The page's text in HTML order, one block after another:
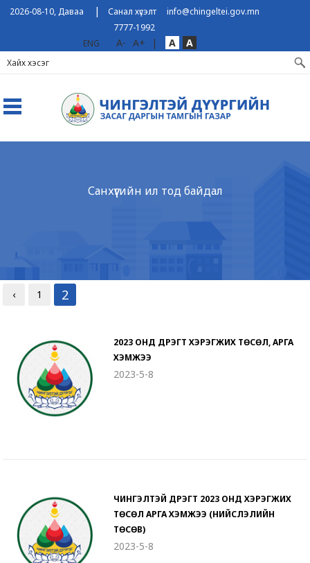
2026-08-10, Даваа | Санал хүсэлт
info@chingeltei.gov.mn
7777-1992
ENG
A- A+ | A A
Санхүүгийн ил тод байдал
‹ 1 2
2023 ОНД ДҮҮРЭГТ ХЭРЭГЖИХ ТӨСӨЛ, АРГА
ХЭМЖЭЭ
2023-5-8
ЧИНГЭЛТЭЙ ДҮҮРЭГТ 2023 ОНД ХЭРЭГЖИХ
ТӨСӨЛ АРГА ХЭМЖЭЭ (НИЙСЛЭЛИЙН
ТӨСӨВ)
2023-5-8